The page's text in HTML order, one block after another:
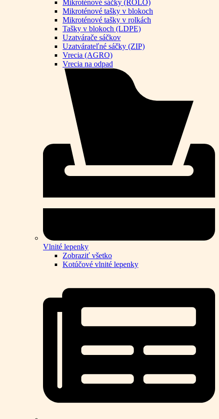
Mikroténové sáčky (ROLO)
Mikroténové tašky v blokoch
Mikroténové tašky v rolkách
Tašky v blokoch (LDPE)
Uzatvárače sáčkov
Uzatvárateľné sáčky (ZIP)
Vrecia (AGRO)
Vrecia na odpad
Vlnité lepenky
Zobraziť všetko
Kotúčové vlnité lepenky